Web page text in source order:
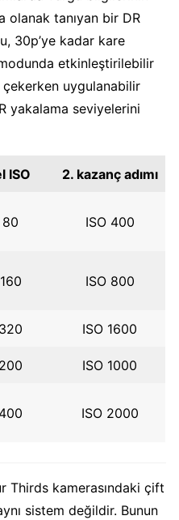
olanak tanıyan bir DR
30p’ye kadar kare
etkinleştirilebilir
uygulanabilir
yakalama seviyelerini
ISO 2. kazanç adımı
80 ISO 400
ISO 800
ISO 1600
ISO 1000
ISO 2000
Thirds kamerasındaki çift
sistem değildir. Bunun